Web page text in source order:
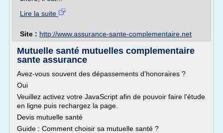
Lire la suite
Site : http://www.assurance-sante-complementaire.net
Mutuelle santé mutuelles complementaire
sante assurance
Avez-vous souvent des dépassements d'honoraires ?
Oui
Veuillez activez votre JavaScript afin de pouvoir faire l'étude
en ligne puis rechargez la page.
Devis mutuelle santé
Guide : Comment choisir sa mutuelle santé ?